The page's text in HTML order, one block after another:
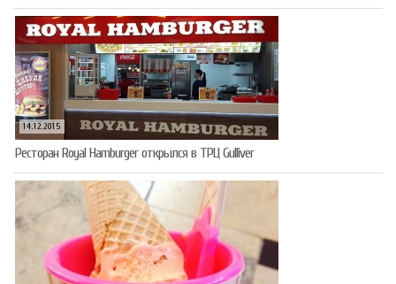
14.12.2015
Ресторан Royal Hamburger открылся в ТРЦ Gulliver